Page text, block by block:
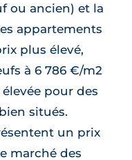
ou ancien) et la
appartements
plus élevé,
à 6 786 €/m2
pour des
situés.
un prix
marché des